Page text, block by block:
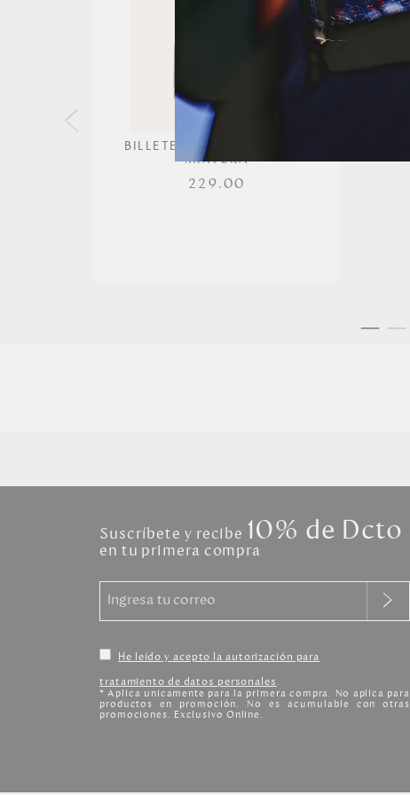
BILLETERA TESSA PLATINO
MIXTURA
229.00
Suscríbete y recibe 10% de Dcto
en tu primera compra
He leído y acepto la autorización para
tratamiento de datos personales.
* Aplica unicamente para la primera compra. No aplica para
productos en promoción. No es acumulable con otras
promociones. Exclusivo Online.